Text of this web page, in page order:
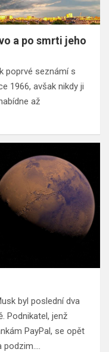
a po smrti jeho
poprvé seznámí s
1966, avšak nikdy ji
až
byl poslední dva
Podnikatel, jenž
PayPal, se opět
podzim.…